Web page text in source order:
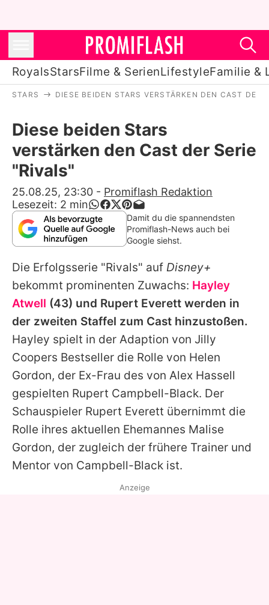
RoyalsStarsFilme & SerienLifestyleFamilie &
Stars
Filme & Serien
Lifestyle
Familie & Liebe
Promiflash Exklusiv
Alle Themen auf Promiflash
Jobs
App runterladen
Team
Redaktionelle Richtlinien
Impressum
Datenschutzerklärung
Nutzungsbedingungen
Utiq verwalten
STARS DIESE BEIDEN STARS VERSTÄRKEN DEN CAST DER
Diese beiden Stars
verstärken den Cast der Serie
"Rivals"
25.08.25, 23:30 - Promiflash Redaktion
Lesezeit: 2 min
Damit du die spannendsten
Promiflash-News auch bei
Google siehst.
Die Erfolgsserie "Rivals" auf Disney+
bekommt prominenten Zuwachs: Hayley
Atwell (43) und Rupert Everett werden in
der zweiten Staffel zum Cast hinzustoßen.
Hayley spielt in der Adaption von Jilly
Coopers Bestseller die Rolle von Helen
Gordon, der Ex-Frau des von Alex Hassell
gespielten Rupert Campbell-Black. Der
Schauspieler Rupert Everett übernimmt die
Rolle ihres aktuellen Ehemannes Malise
Gordon, der zugleich der frühere Trainer und
Mentor von Campbell-Black ist.
Anzeige